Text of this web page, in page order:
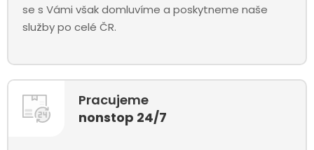
se s Vámi však domluvíme a poskytneme naše
služby po celé ČR.
Pracujeme
nonstop 24/7